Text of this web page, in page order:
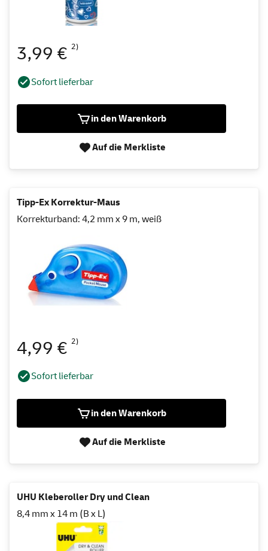
3,99 € 2)
Sofort lieferbar
in den Warenkorb
Auf die Merkliste
Tipp-Ex Korrektur-Maus
Korrekturband: 4,2 mm x 9 m, weiß
4,99 € 2)
Sofort lieferbar
in den Warenkorb
Auf die Merkliste
UHU Kleberoller Dry und Clean
8,4 mm x 14 m (B x L)